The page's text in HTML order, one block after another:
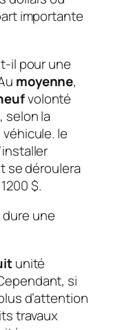
importante
il pour une
moyenne,
volonté
selon la
le
se déroulera
$.
une
unité
si
d’attention
travaux